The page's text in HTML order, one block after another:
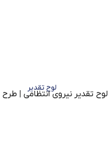
لوح تقدیر
لوح تقدیر نیروی انتظامی | طرح